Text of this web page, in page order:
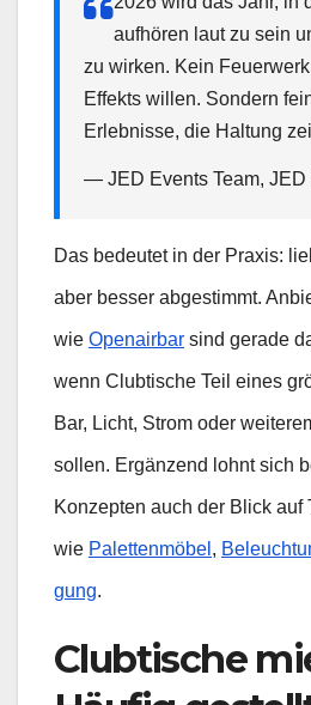
aufhören laut zu sein
zu wirken. Kein
Effekts willen. Sondern
Erlebnisse, die Haltung
— JED Events Team, JED
Das bedeutet in der Praxis:
aber besser abgestimmt.
wie Openairbar sind gerade
wenn Clubtische Teil eines
Bar, Licht, Strom oder
sollen. Ergänzend lohnt sich
Konzepten auch der Blick auf
wie Palettenmöbel ,
gung.
Clubtische